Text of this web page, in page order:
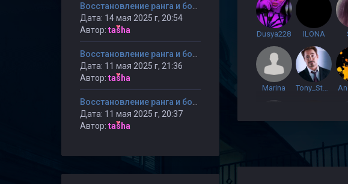
Dusya228 ILONA
Marina
Дата: 14 мая 2025 г, 20:54
Автор: tasha
Дата: 11 мая 2025 г, 21:36
Автор: tasha
Дата: 11 мая 2025 г, 20:37
Автор: tasha